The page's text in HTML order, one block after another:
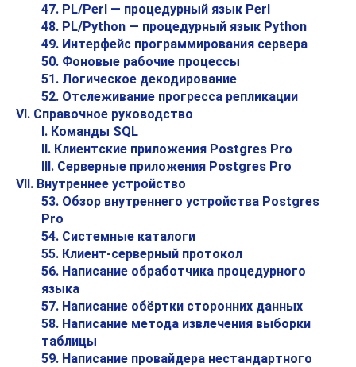
47. PL/Perl — процедурный язык Perl
48. PL/Python — процедурный язык Python
49. Интерфейс программирования сервера
50. Фоновые рабочие процессы
51. Логическое декодирование
52. Отслеживание прогресса репликации
VI. Справочное руководство
I. Команды SQL
II. Клиентские приложения Postgres Pro
III. Серверные приложения Postgres Pro
VII. Внутреннее устройство
53. Обзор внутреннего устройства Postgres
Pro
54. Системные каталоги
55. Клиент-серверный протокол
56. Написание обработчика процедурного
языка
57. Написание обёртки сторонних данных
58. Написание метода извлечения выборки
таблицы
59. Написание провайдера нестандартного